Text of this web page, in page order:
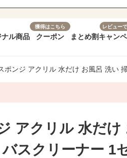
ル商品
獲得はこちら
クーポン まとめ割
レビュー
キャン
ポンジ アクリル 水だけ お風呂 洗い
アクリル 水だけ
スクリーナー 1